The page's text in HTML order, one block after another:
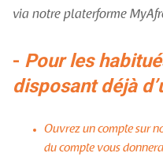
via notre platerforme
- Pour les
disposant déjà
Ouvrez un compte sur
du compte vous